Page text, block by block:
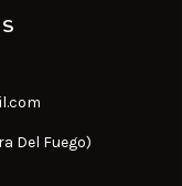
Del Fuego)